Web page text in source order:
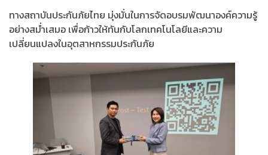
ทางสถาบันประกันภัยไทย มุ่งมั่นในการจัดอบรมพัฒนาองค์ความรู้
อย่างสม่ำเสมอ เพื่อก้าวให้ทันกับโลกเทคโนโลยีและความ
เปลี่ยนแปลงในอุตสาหกรรมประกันภัย